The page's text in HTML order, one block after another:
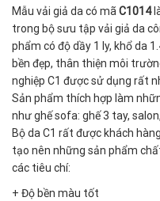
Mẫu vải giả da có mã C1014
trong bộ sưu tập vải giả da
phẩm có độ dầy 1 ly, khổ da
bền đẹp, thân thiện môi
nghiệp C1 được sử dụng rất
Sản phẩm thích hợp làm
như ghế sofa: ghế 3 tay,
Bộ da C1 rất được khách
tạo nên những sản phẩm
các tiêu chí:
+ Độ bền màu tốt